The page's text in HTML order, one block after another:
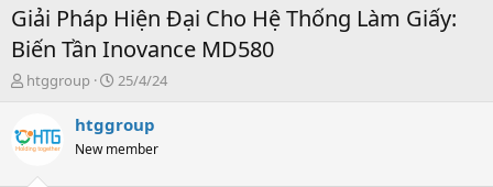
Giải Pháp Hiện Đại Cho Hệ Thống Làm Giấy:
Biến Tần Inovance MD580
T
e
htggroup
N
à
b
25/4/24
htggroup
New member